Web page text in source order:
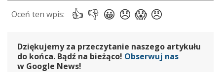
Dziękujemy za przeczytanie naszego artykułu
do końca. Bądź na bieżąco! Obserwuj nas
w Google News!